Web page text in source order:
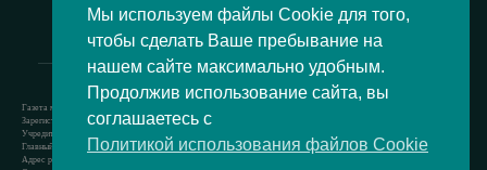
Газета муниципального округа Восточное Измайлово.
Зарегистрировано Роскомнадзором свидетельство Эл № ФС77-73364 от 24.07.2018 г.
Учредитель — аппарат Совета депутатов муниципального округа Восточное Измайлово.
Главный редактор — Кочерёжкин Н.А.
Адрес редакции: 105077, г. Москва, Измайловский бульвар, д. 50. т. +74994636209
Мы используем файлы Cookie для того,
чтобы сделать Ваше пребывание на
нашем сайте максимально удобным.
Продолжив использование сайта, вы
соглашаетесь с
Политикой использования файлов Cookie